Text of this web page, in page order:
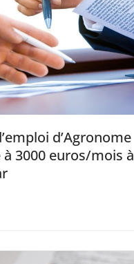
d’Agronome
3000 euros/mois à